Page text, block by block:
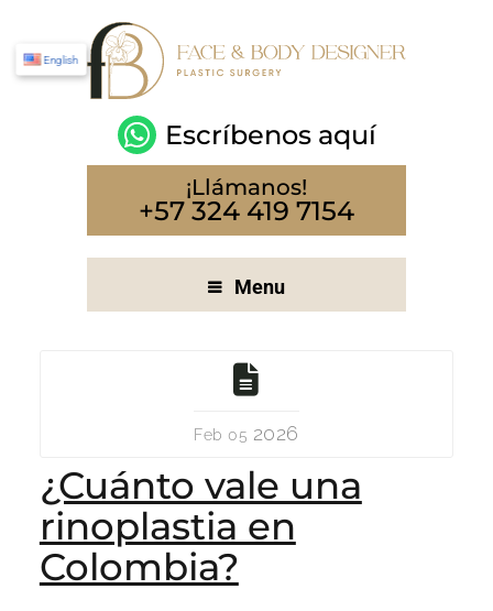
Escríbenos aquí
¡Llámanos!
+57 324 419 7154
English
Menu
Feb 05 2026
¿Cuánto vale una
rinoplastia en
Colombia?